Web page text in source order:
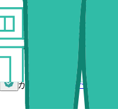
が「 YouTubeでチー
が「 YouTube動画を視
が「 YouTubeでチーム